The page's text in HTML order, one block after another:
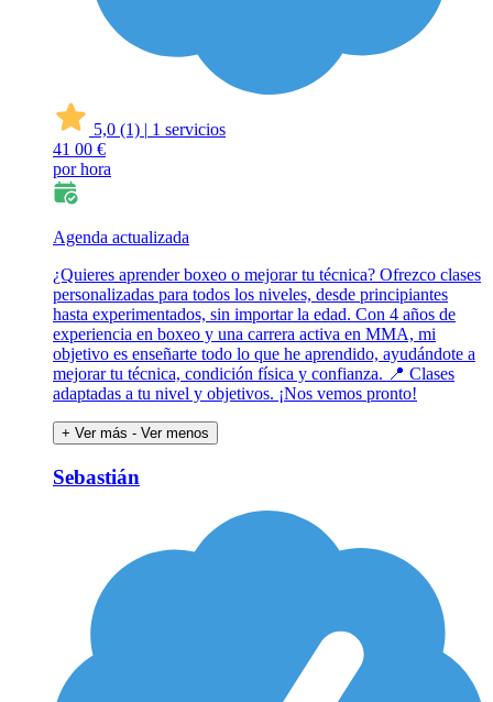
5,0 (1) | 1 servicios
41 00 €
por hora
Agenda actualizada
¿Quieres aprender boxeo o mejorar tu técnica? Ofrezco clases
personalizadas para todos los niveles, desde principiantes
hasta experimentados, sin importar la edad. Con 4 años de
experiencia en boxeo y una carrera activa en MMA, mi
objetivo es enseñarte todo lo que he aprendido, ayudándote a
mejorar tu técnica, condición física y confianza. 📍 Clases
adaptadas a tu nivel y objetivos. ¡Nos vemos pronto!
+ Ver más - Ver menos
Sebastián